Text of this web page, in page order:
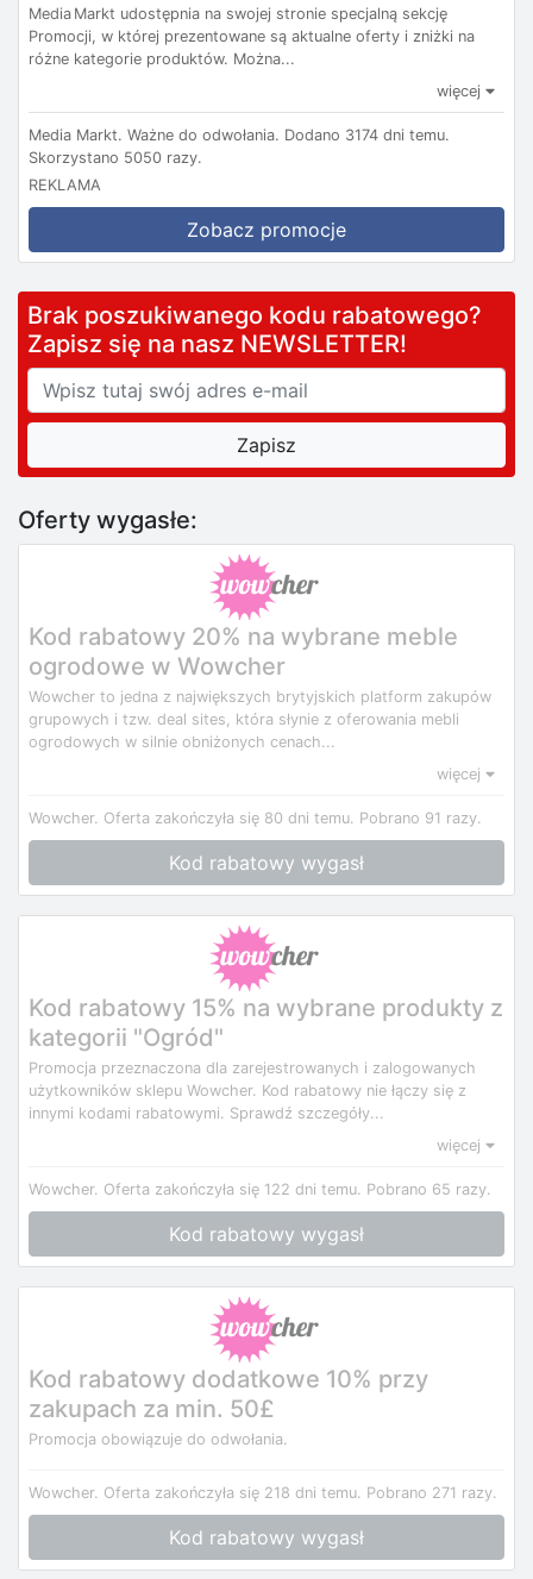
Media Markt udostępnia na swojej stronie specjalną sekcję
Promocji, w której prezentowane są aktualne oferty i zniżki na
różne kategorie produktów. Można...
więcej
Media Markt. Ważne do odwołania. Dodano 3174 dni temu.
Skorzystano 5050 razy.
REKLAMA
Zobacz promocje
Brak poszukiwanego kodu rabatowego?
Zapisz się na nasz NEWSLETTER!
Oferty wygasłe:
Kod rabatowy 20% na wybrane meble
ogrodowe w Wowcher
Wowcher to jedna z największych brytyjskich platform zakupów
grupowych i tzw. deal sites, która słynie z oferowania mebli
ogrodowych w silnie obniżonych cenach...
więcej
Wowcher. Oferta zakończyła się 80 dni temu. Pobrano 91 razy.
Kod rabatowy wygasł
Kod rabatowy 15% na wybrane produkty z
kategorii "Ogród"
Promocja przeznaczona dla zarejestrowanych i zalogowanych
użytkowników sklepu Wowcher. Kod rabatowy nie łączy się z
innymi kodami rabatowymi. Sprawdź szczegóły...
więcej
Wowcher. Oferta zakończyła się 122 dni temu. Pobrano 65 razy.
Kod rabatowy wygasł
Kod rabatowy dodatkowe 10% przy
zakupach za min. 50£
Promocja obowiązuje do odwołania.
Wowcher. Oferta zakończyła się 218 dni temu. Pobrano 271 razy.
Kod rabatowy wygasł